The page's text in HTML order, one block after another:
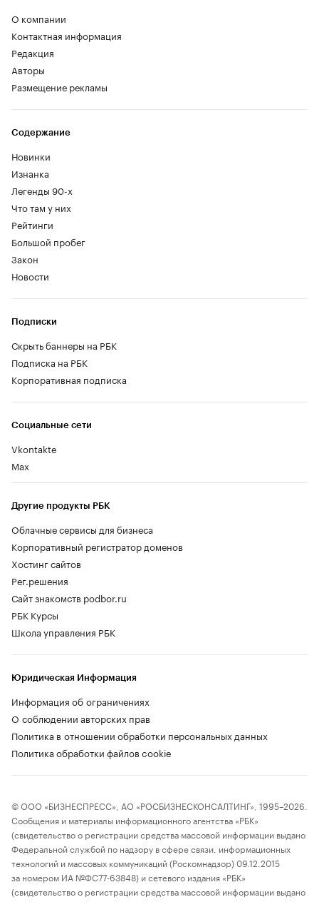
О компании
Контактная информация
Редакция
Авторы
Размещение рекламы
Содержание
Новинки
Изнанка
Легенды 90-х
Что там у них
Рейтинги
Большой пробег
Закон
Новости
Социальные сети
Vkontakte
Max
Другие продукты РБК
Облачные сервисы для бизнеса
Корпоративный регистратор доменов
Хостинг сайтов
Рег.решения
Сайт знакомств podbor.ru
РБК Курсы
Школа управления РБК
Подписки
Скрыть баннеры на РБК
Подписка на РБК
Корпоративная подписка
Юридическая Информация
Информация об ограничениях
О соблюдении авторских прав
Политика в отношении обработки персональных данных
Политика обработки файлов cookie
© ООО «БИЗНЕСПРЕСС», АО «РОСБИЗНЕСКОНСАЛТИНГ», 1995–2026.
Сообщения и материалы информационного агентства «РБК»
(свидетельство о регистрации средства массовой информации выдано
Федеральной службой по надзору в сфере связи, информационных
технологий и массовых коммуникаций (Роскомнадзор) 09.12.2015
за номером ИА №ФС77-63848) и сетевого издания «РБК»
(свидетельство о регистрации средства массовой информации выдано